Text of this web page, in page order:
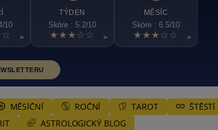
10
>
TÝDEN
Skóre : 5.2/10
★★★☆☆ >
MĚSÍC
Skóre : 6.5/10
★★★☆☆ >
MĚSÍČNÍ ROČNÍ TAROT
ŠTĚSTÍ
ASTROLOGICKÝ BLOG